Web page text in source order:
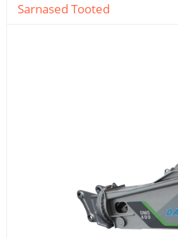
Sarnased Tooted